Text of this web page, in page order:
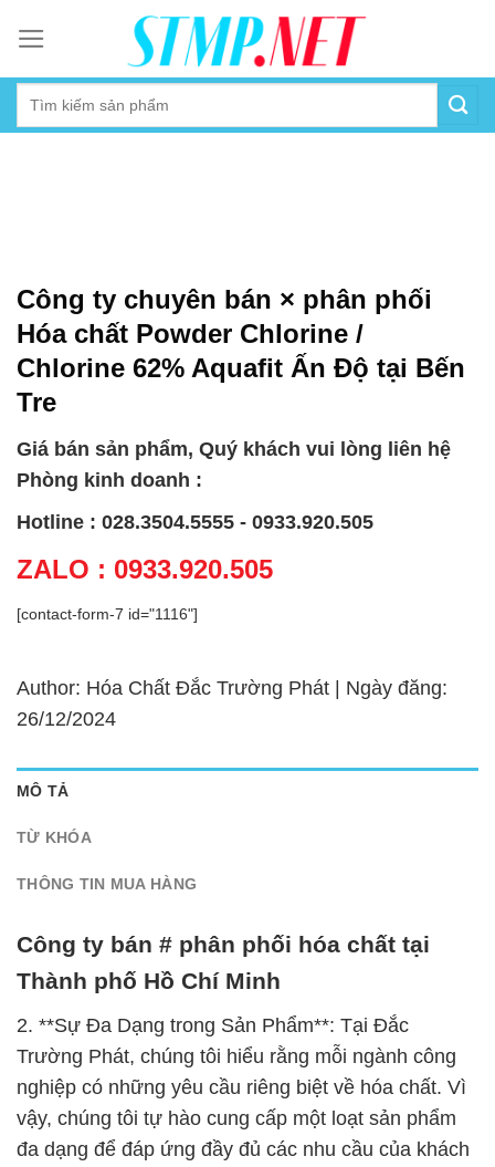
content
Công ty chuyên bán × phân phối
Hóa chất Powder Chlorine /
Chlorine 62% Aquafit Ấn Độ tại Bến
Tre
Giá bán sản phẩm, Quý khách vui lòng liên hệ
Phòng kinh doanh :
Hotline : 028.3504.5555 - 0933.920.505
ZALO : 0933.920.505
[contact-form-7 id="1116"]
Author: Hóa Chất Đắc Trường Phát | Ngày đăng:
26/12/2024
MÔ TẢ
TỪ KHÓA
THÔNG TIN MUA HÀNG
Công ty bán # phân phối hóa chất tại
Thành phố Hồ Chí Minh
2. **Sự Đa Dạng trong Sản Phẩm**: Tại Đắc
Trường Phát, chúng tôi hiểu rằng mỗi ngành công
nghiệp có những yêu cầu riêng biệt về hóa chất. Vì
vậy, chúng tôi tự hào cung cấp một loạt sản phẩm
đa dạng để đáp ứng đầy đủ các nhu cầu của khách